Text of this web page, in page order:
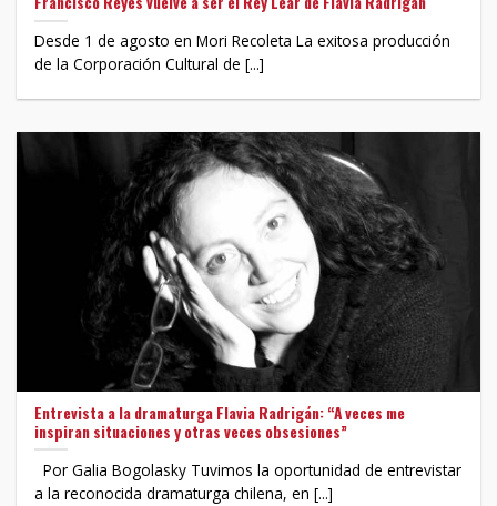
Desde 1 de agosto en Mori Recoleta La exitosa producción
de la Corporación Cultural de [...]
Entrevista a la dramaturga Flavia Radrigán: “A veces me
inspiran situaciones y otras veces obsesiones”
Por Galia Bogolasky Tuvimos la oportunidad de entrevistar
a la reconocida dramaturga chilena, en [...]